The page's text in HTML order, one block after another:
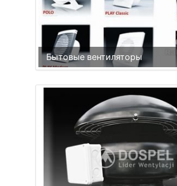
Бытовые вентиляторы